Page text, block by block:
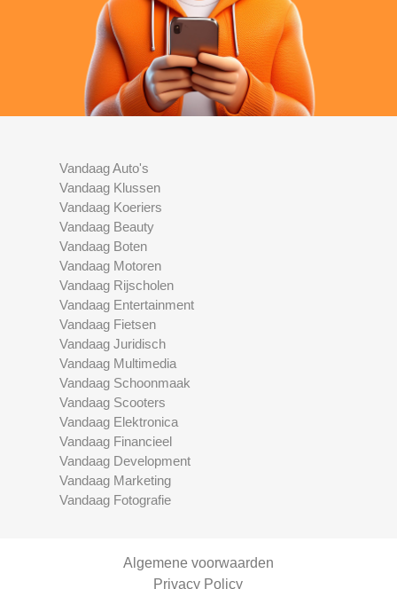
Vandaag Auto's
Vandaag Klussen
Vandaag Koeriers
Vandaag Beauty
Vandaag Boten
Vandaag Motoren
Vandaag Rijscholen
Vandaag Entertainment
Vandaag Fietsen
Vandaag Juridisch
Vandaag Multimedia
Vandaag Schoonmaak
Vandaag Scooters
Vandaag Elektronica
Vandaag Financieel
Vandaag Development
Vandaag Marketing
Vandaag Fotografie
Algemene voorwaarden
Privacy Policy